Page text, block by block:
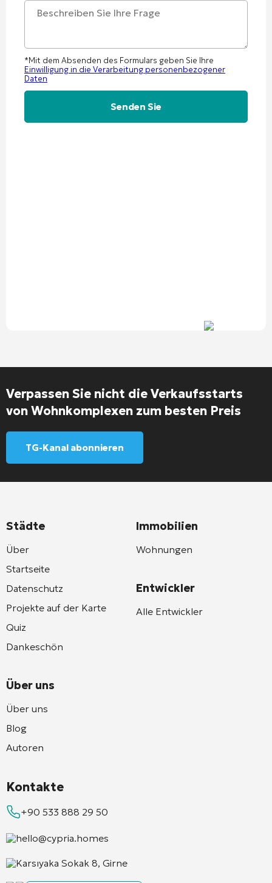
*Mit dem Absenden des Formulars geben Sie Ihre
Einwilligung in die Verarbeitung personenbezogener
Daten
Verpassen Sie nicht die Verkaufsstarts
von Wohnkomplexen zum besten Preis
TG-Kanal abonnieren
Städte
Über
Startseite
Datenschutz
Projekte auf der Karte
Quiz
Dankeschön
Über uns
Über uns
Blog
Autoren
Immobilien
Wohnungen
Entwickler
Alle Entwickler
Kontakte
+90 533 888 29 50
hello@cypria.homes
Karsıyaka Sokak 8, Girne